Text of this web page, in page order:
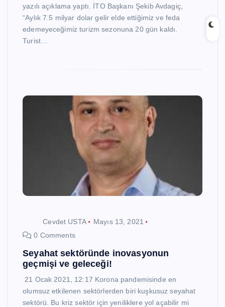
yazılı açıklama yaptı. İTO Başkanı Şekib Avdagiç,
“Aylık 7.5 milyar dolar gelir elde ettiğimiz ve feda
edemeyeceğimiz turizm sezonuna 20 gün kaldı.
Turist…
Cevdet USTA
Mayıs 13, 2021
0 Comments
Seyahat sektöründe inovasyonun
geçmişi ve geleceği!
21 Ocak 2021, 12:17 Korona pandemisinde en
olumsuz etkilenen sektörlerden biri kuşkusuz seyahat
sektörü. Bu kriz sektör için yeniliklere yol açabilir mi